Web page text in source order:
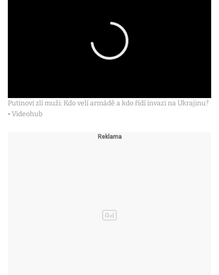
Putinovi zlí muži: Kdo velí armádě a kdo řídí invazi na Ukrajinu?
• Videohub